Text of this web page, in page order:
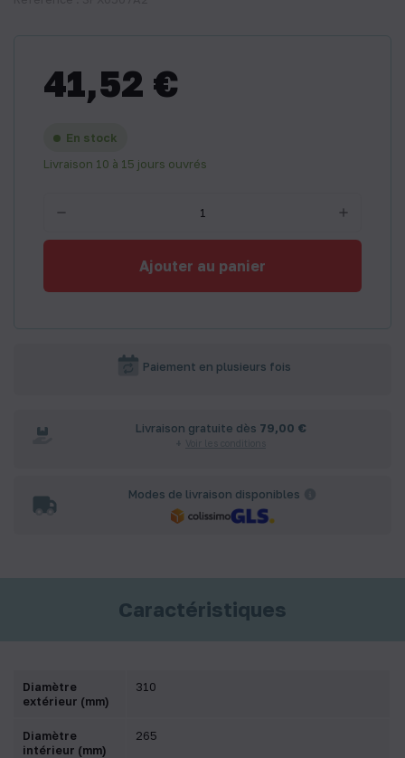
41,52 €
En stock
Livraison 10 à 15 jours ouvrés
Ajouter au panier
Paiement en plusieurs fois
Livraison gratuite dès 79,00 €
Modes de livraison disponibles
Caractéristiques
Diamètre
extérieur (mm)
310
Diamètre
intérieur (mm)
265